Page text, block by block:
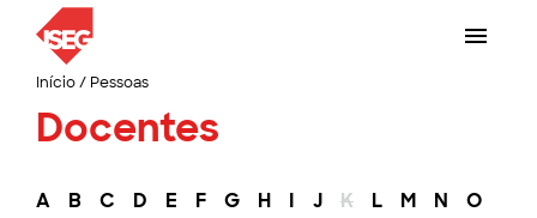
Início/ Pessoas
Docentes
A B C D E F G H I J K L M N O